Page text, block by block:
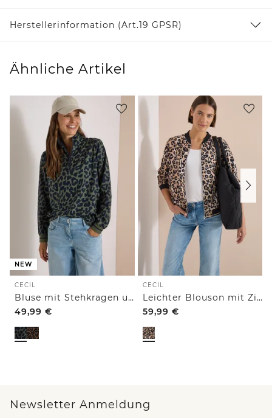
Herstellerinformation (Art.19 GPSR)
Ähnliche Artikel
NEW
CECIL
Bluse mit Stehkragen und Zipper
49,99 €
CECIL
Leichter Blouson mit Zipper und Leo-Print
59,99 €
Newsletter Anmeldung